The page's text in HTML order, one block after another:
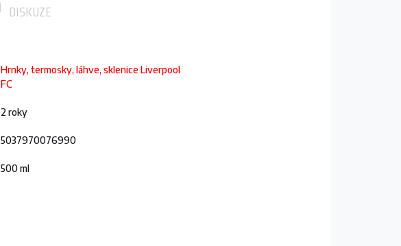
DISKUZE
Hrnky, termosky, láhve, sklenice Liverpool
FC
2 roky
5037970076990
500 ml